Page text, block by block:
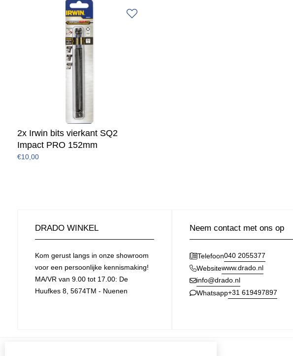
2x Irwin bits vierkant SQ2
Impact PRO 152mm
€10,00
DRADO WINKEL
Kom gerust langs in onze showroom
voor een persoonlijke kennismaking!
MA/VR van 9.00 tot 17.00: De
Huufkes 8, 5674TM - Nuenen
Neem contact met ons op
Telefoon040 2055377
Websitewww.drado.nl
info@drado.nl
Whatsapp+31 619497897